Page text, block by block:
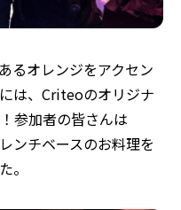
るオレンジをアクセン
は、Criteoのオリジナ
参加者の皆さんは
ンチベースのお料理を
。